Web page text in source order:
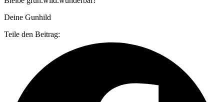
Deine Gunhild
Teile den Beitrag: